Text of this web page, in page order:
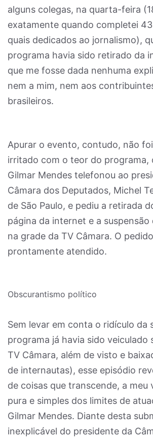
alguns colegas, na quarta-feira
exatamente quando completei
quais dedicados ao jornalismo),
programa havia sido retirado da
que me fosse dada nenhuma
nem a mim, nem aos
brasileiros.
Apurar o evento, contudo, não
irritado com o teor do programa,
Gilmar Mendes telefonou ao
Câmara dos Deputados, Michel
de São Paulo, e pediu a retirada
página da internet e a suspensão
na grade da TV Câmara. O
prontamente atendido.
Obscurantismo político
Sem levar em conta o ridículo da
programa já havia sido veiculado
TV Câmara, além de visto e
de internautas), esse episódio
de coisas que transcende, a meu
pura e simples dos limites de
Gilmar Mendes. Diante desta
inexplicável do presidente da